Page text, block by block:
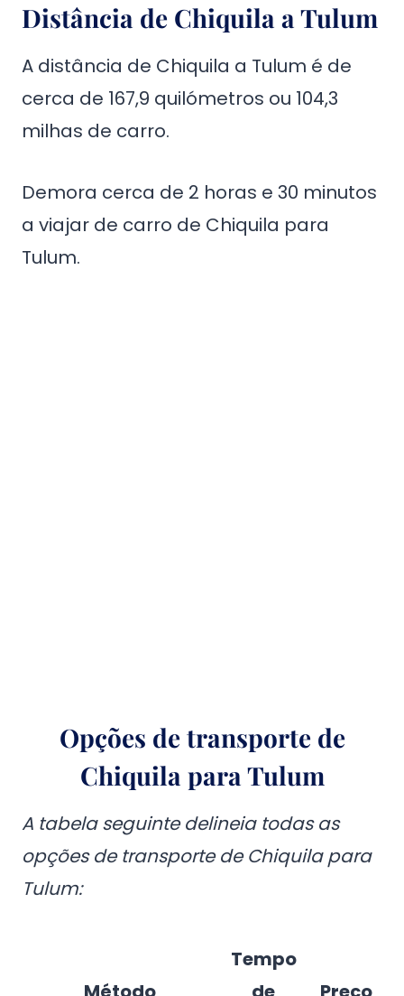
Distância de Chiquila a Tulum
A distância de Chiquila a Tulum é de
cerca de 167,9 quilómetros ou 104,3
milhas de carro.
Demora cerca de 2 horas e 30 minutos
a viajar de carro de Chiquila para
Tulum.
Opções de transporte de
Chiquila para Tulum
A tabela seguinte delineia todas as
opções de transporte de Chiquila para
Tulum:
Tempo